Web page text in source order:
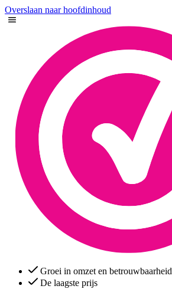
Overslaan naar hoofdinhoud
Groei in omzet en betrouwbaarheid
De laagste prijs